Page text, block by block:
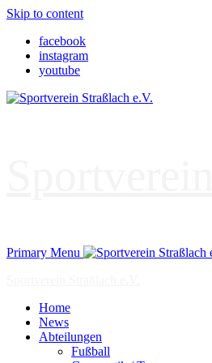
Skip to content
facebook
instagram
youtube
Primary Menu
Home
News
Abteilungen
Fußball